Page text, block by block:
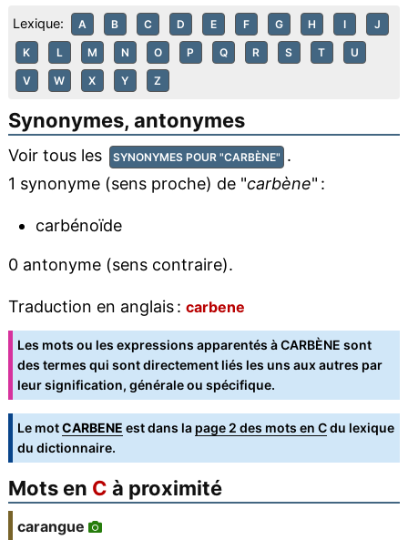
Lexique: A B C D E F G H I J
K L M N O P Q R S T U
V W X Y Z
Synonymes, antonymes
Voir tous les SYNONYMES POUR "CARBÈNE" .
1 synonyme (sens proche) de "carbène" :
carbénoïde
0 antonyme (sens contraire).
Traduction en anglais : carbene
Les mots ou les expressions apparentés à CARBÈNE sont
des termes qui sont directement liés les uns aux autres par
leur signification, générale ou spécifique.
Le motCARBENE est dans la page 2 des mots en Cdu lexique
du dictionnaire.
Mots en C à proximité
carangue